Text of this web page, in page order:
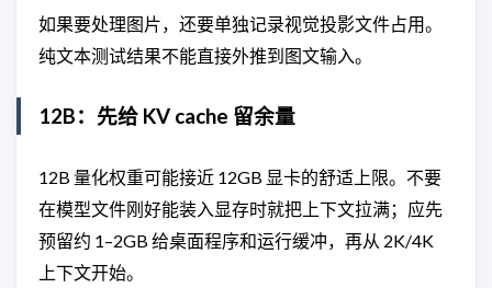
如果要处理图片，还要单独记录视觉投影文件占用。
纯文本测试结果不能直接外推到图文输入。
12B：先给 KV cache 留余量
12B 量化权重可能接近 12GB 显卡的舒适上限。不要
在模型文件刚好能装入显存时就把上下文拉满；应先
预留约 1–2GB 给桌面程序和运行缓冲，再从 2K/4K
上下文开始。